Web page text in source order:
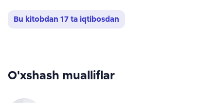
Bu kitobdan 17 ta iqtibosdan
O'xshash mualliflar